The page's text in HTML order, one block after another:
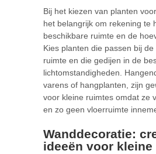
Bij het kiezen van planten
het belangrijk om rekening te
beschikbare ruimte en de
Kies planten die passen bij
ruimte en die gedijen in de
lichtomstandigheden.
varens of hangplanten, zijn
voor kleine ruimtes omdat ze
en zo geen vloerruimte
Wanddecoratie:
ideeën voor kleine